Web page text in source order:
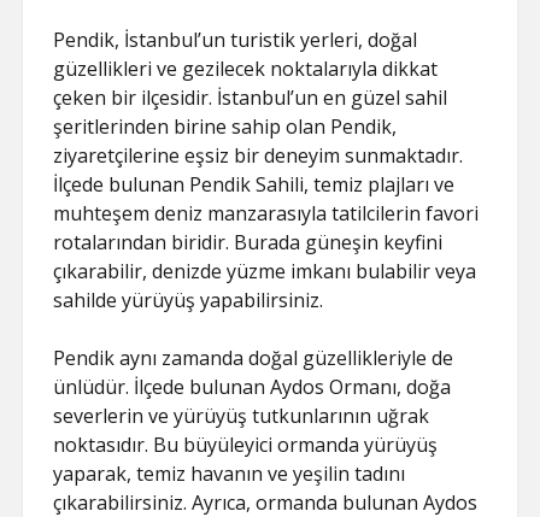
Pendik, İstanbul’un turistik yerleri, doğal
güzellikleri ve gezilecek noktalarıyla dikkat
çeken bir ilçesidir. İstanbul’un en güzel sahil
şeritlerinden birine sahip olan Pendik,
ziyaretçilerine eşsiz bir deneyim sunmaktadır.
İlçede bulunan Pendik Sahili, temiz plajları ve
muhteşem deniz manzarasıyla tatilcilerin favori
rotalarından biridir. Burada güneşin keyfini
çıkarabilir, denizde yüzme imkanı bulabilir veya
sahilde yürüyüş yapabilirsiniz.
Pendik aynı zamanda doğal güzellikleriyle de
ünlüdür. İlçede bulunan Aydos Ormanı, doğa
severlerin ve yürüyüş tutkunlarının uğrak
noktasıdır. Bu büyüleyici ormanda yürüyüş
yaparak, temiz havanın ve yeşilin tadını
çıkarabilirsiniz. Ayrıca, ormanda bulunan Aydos